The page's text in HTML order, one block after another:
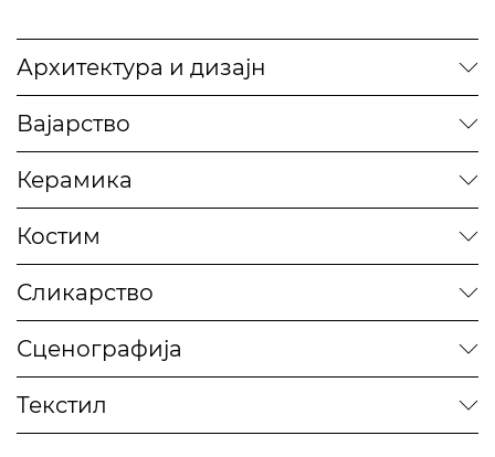
Архитектура и дизајн
Вајарство
Керамика
Костим
Сликарство
Сценографија
Текстил